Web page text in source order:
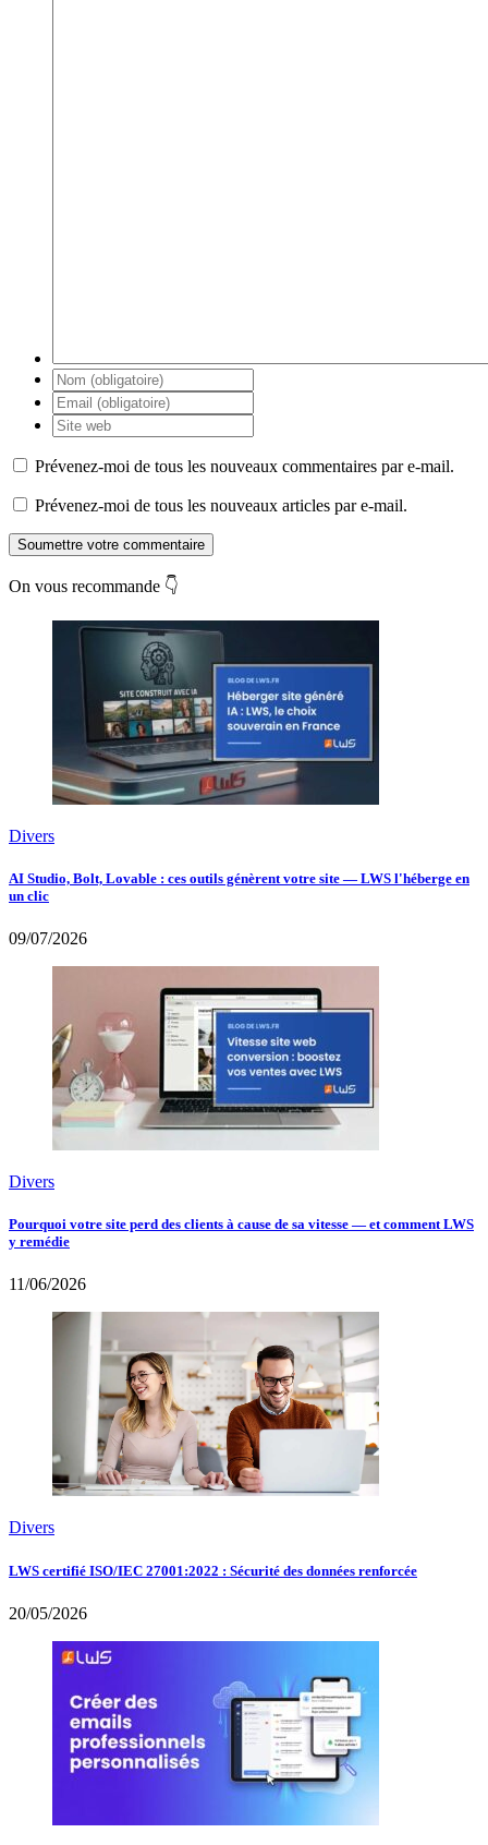
Prévenez-moi de tous les nouveaux commentaires par e-mail.
Prévenez-moi de tous les nouveaux articles par e-mail.
Soumettre votre commentaire
On vous recommande 👇
Divers
AI Studio, Bolt, Lovable : ces outils génèrent votre site — LWS l'héberge en
un clic
09/07/2026
Divers
Pourquoi votre site perd des clients à cause de sa vitesse — et comment LWS
y remédie
11/06/2026
Divers
LWS certifié ISO/IEC 27001:2022 : Sécurité des données renforcée
20/05/2026